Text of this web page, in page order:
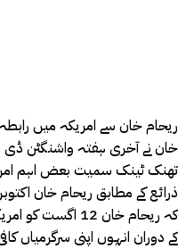
ریحام خان سے امریکہ میں رابطہ
خان نے آخری ہفتہ واشنگٹن ڈی
تھنک ٹینک سمیت بعض اہم
ذرائع کے مطابق ریحام خان
کہ ریحام خان 12
کے دوران انہوں اپنی سرگرمیاں